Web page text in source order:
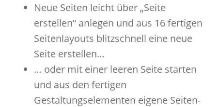
Neue Seiten leicht über „Seite
erstellen“ anlegen und aus 16 fertigen
Seitenlayouts blitzschnell eine neue
Seite erstellen…
… oder mit einer leeren Seite starten
und aus den fertigen
Gestaltungselementen eigene Seiten-